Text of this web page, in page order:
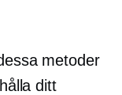
metoder
ditt